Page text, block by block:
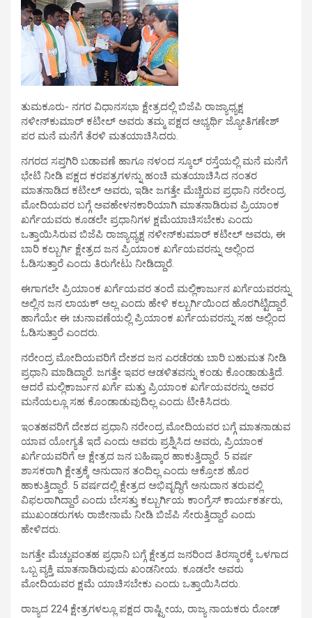
ತುಮಕೂರು- ನಗರ ವಿಧಾನಸಭಾ ಕ್ಷೇತ್ರದಲ್ಲಿ ಬಿಜೆಪಿ ರಾಜ್ಯಾಧ್ಯಕ್ಷ
ನಳೀನ್‍ಕುಮಾರ್ ಕಟೀಲ್ ಅವರು ತಮ್ಮ ಪಕ್ಷದ ಅಭ್ಯರ್ಥಿ ಜ್ಯೋತಿಗಣೇಶ್
ಪರ ಮನೆ ಮನೆಗೆ ತೆರಳಿ ಮತಯಾಚಿಸಿದರು.
ನಗರದ ಸಪ್ತಗಿರಿ ಬಡಾವಣೆ ಹಾಗೂ ನಳಂದ ಸ್ಕೂಲ್ ರಸ್ತೆಯಲ್ಲಿ ಮನೆ ಮನೆಗೆ
ಭೇಟಿ ನೀಡಿ ಪಕ್ಷದ ಕರಪತ್ರಗಳನ್ನು ಹಂಚಿ ಮತಯಾಚಿಸಿದ ನಂತರ
ಮಾತನಾಡಿದ ಕಟೀಲ್ ಅವರು, ಇಡೀ ಜಗತ್ತೇ ಮೆಚ್ಚಿರುವ ಪ್ರಧಾನಿ ನರೇಂದ್ರ
ಮೋದಿಯವರ ಬಗ್ಗೆ ಅವಹೇಳನಕಾರಿಯಾಗಿ ಮಾತನಾಡಿರುವ ಪ್ರಿಯಾಂಕ
ಖರ್ಗೆಯವರು ಕೂಡಲೇ ಪ್ರಧಾನಿಗಳ ಕ್ಷಮೆಯಾಚಿಸಬೇಕು ಎಂದು
ಒತ್ತಾಯಿಸಿರುವ ಬಿಜೆಪಿ ರಾಜ್ಯಾಧ್ಯಕ್ಷ ನಳೀನ್‍ಕುಮಾರ್ ಕಟೀಲ್ ಅವರು, ಈ
ಬಾರಿ ಕಲ್ಬುರ್ಗಿ ಕ್ಷೇತ್ರದ ಜನ ಪ್ರಿಯಾಂಕ ಖರ್ಗೆಯವರನ್ನು ಅಲ್ಲಿಂದ
ಓಡಿಸುತ್ತಾರೆ ಎಂದು ತಿರುಗೇಟು ನೀಡಿದ್ದಾರೆ.
ಈಗಾಗಲೇ ಪ್ರಿಯಾಂಕ ಖರ್ಗೆಯವರ ತಂದೆ ಮಲ್ಲಿಕಾರ್ಜುನ ಖರ್ಗೆಯವರನ್ನು
ಅಲ್ಲಿನ ಜನ ಲಾಯಕ್ ಅಲ್ಲ ಎಂದು ಹೇಳಿ ಕಲ್ಬುರ್ಗಿಯಿಂದ ಹೊರಗಿಟ್ಟಿದ್ದಾರೆ.
ಹಾಗೆಯೇ ಈ ಚುನಾವಣೆಯಲ್ಲಿ ಪ್ರಿಯಾಂಕ ಖರ್ಗೆಯವರನ್ನು ಸಹ ಅಲ್ಲಿಂದ
ಓಡಿಸುತ್ತಾರೆ ಎಂದರು.
ನರೇಂದ್ರ ಮೋದಿಯವರಿಗೆ ದೇಶದ ಜನ ಎರಡೆರಡು ಬಾರಿ ಬಹುಮತ ನೀಡಿ
ಪ್ರಧಾನಿ ಮಾಡಿದ್ದಾರೆ. ಜಗತ್ತೇ ಇವರ ಆಡಳಿತವನ್ನು ಕಂಡು ಕೊಂಡಾಡುತ್ತಿದೆ.
ಆದರೆ ಮಲ್ಲಿಕಾರ್ಜುನ ಖರ್ಗೆ ಮತ್ತು ಪ್ರಿಯಾಂಕ ಖರ್ಗೆಯವರನ್ನು ಅವರ
ಮನೆಯಲ್ಲೂ ಸಹ ಕೊಂಡಾಡುವುದಿಲ್ಲ ಎಂದು ಟೀಕಿಸಿದರು.
ಇಂತಹವರಿಗೆ ದೇಶದ ಪ್ರಧಾನಿ ನರೇಂದ್ರ ಮೋದಿಯವರ ಬಗ್ಗೆ ಮಾತನಾಡುವ
ಯಾವ ಯೋಗ್ಯತೆ ಇದೆ ಎಂದು ಅವರು ಪ್ರಶ್ನಿಸಿದ ಅವರು, ಪ್ರಿಯಾಂಕ
ಖರ್ಗೆಯವರಿಗೆ ಆ ಕ್ಷೇತ್ರದ ಜನ ಬಹಿಷ್ಕಾರ ಹಾಕುತ್ತಿದ್ದಾರೆ. 5 ವರ್ಷ
ಶಾಸಕರಾಗಿ ಕ್ಷೇತ್ರಕ್ಕೆ ಅನುದಾನ ತಂದಿಲ್ಲ ಎಂದು ಆಕ್ರೋಶ ಹೊರ
ಹಾಕುತ್ತಿದ್ದಾರೆ. 5 ವರ್ಷದಲ್ಲಿ ಕ್ಷೇತ್ರದ ಅಭಿವೃದ್ಧಿಗೆ ಅನುದಾನ ತರುವಲ್ಲಿ
ವಿಫಲರಾಗಿದ್ದಾರೆ ಎಂದು ಬೇಸತ್ತು ಕಲ್ಬುರ್ಗಿಯ ಕಾಂಗ್ರೆಸ್ ಕಾರ್ಯಕರ್ತರು,
ಮುಖಂಡರುಗಳು ರಾಜೀನಾಮೆ ನೀಡಿ ಬಿಜೆಪಿ ಸೇರುತ್ತಿದ್ದಾರೆ ಎಂದು
ಹೇಳಿದರು.
ಜಗತ್ತೇ ಮೆಚ್ಚುವಂತಹ ಪ್ರಧಾನಿ ಬಗ್ಗೆ ಕ್ಷೇತ್ರದ ಜನರಿಂದ ತಿರಸ್ಕಾರಕ್ಕೆ ಒಳಗಾದ
ಒಬ್ಬ ವ್ಯಕ್ತಿ ಮಾತನಾಡಿರುವುದು ಖಂಡನೀಯ. ಕೂಡಲೇ ಅವರು
ಮೋದಿಯವರ ಕ್ಷಮೆ ಯಾಚಿಸಬೇಕು ಎಂದು ಒತ್ತಾಯಿಸಿದರು.
ರಾಜ್ಯದ 224 ಕ್ಷೇತ್ರಗಳಲ್ಲೂ ಪಕ್ಷದ ರಾಷ್ಟ್ರೀಯ, ರಾಜ್ಯ ನಾಯಕರು ರೋಡ್